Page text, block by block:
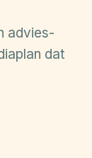
advies-
dat